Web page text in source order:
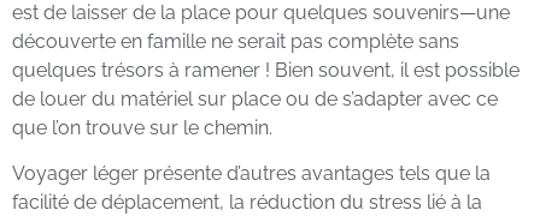
est de laisser de la place pour quelques souvenirs—une
découverte en famille ne serait pas complète sans
quelques trésors à ramener ! Bien souvent, il est possible
de louer du matériel sur place ou de s’adapter avec ce
que l’on trouve sur le chemin.
Voyager léger présente d’autres avantages tels que la
facilité de déplacement, la réduction du stress lié à la